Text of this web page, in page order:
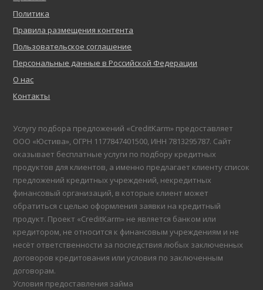
Политика
Правила размещения контента
Пользовательское соглашение
Персональные данные в Российской Федерации
О нас
Контакты
Услугу подбора предложений «CreditKarm» предоставляет
ООО «Юстива», ОГРН 1177847401500, ИНН 7813295787. Сайт
оказывает бесплатные услуги по подбору кредитных
продуктов для клиентов, а именно предлагает клиенту список
предложений кредитных учреждений, некредитных
финансовый организаций, в которые клиент может
обратиться с целью оформления заявки на кредитный
продукт. Проект «CreditKarm» не является банком или
кредитором, не относится к финансовым учреждениям и не
несёт ответственности за последствия любых заключенных
договоров кредитования или условия по заключенным
договорам.
Условия предоставления займа